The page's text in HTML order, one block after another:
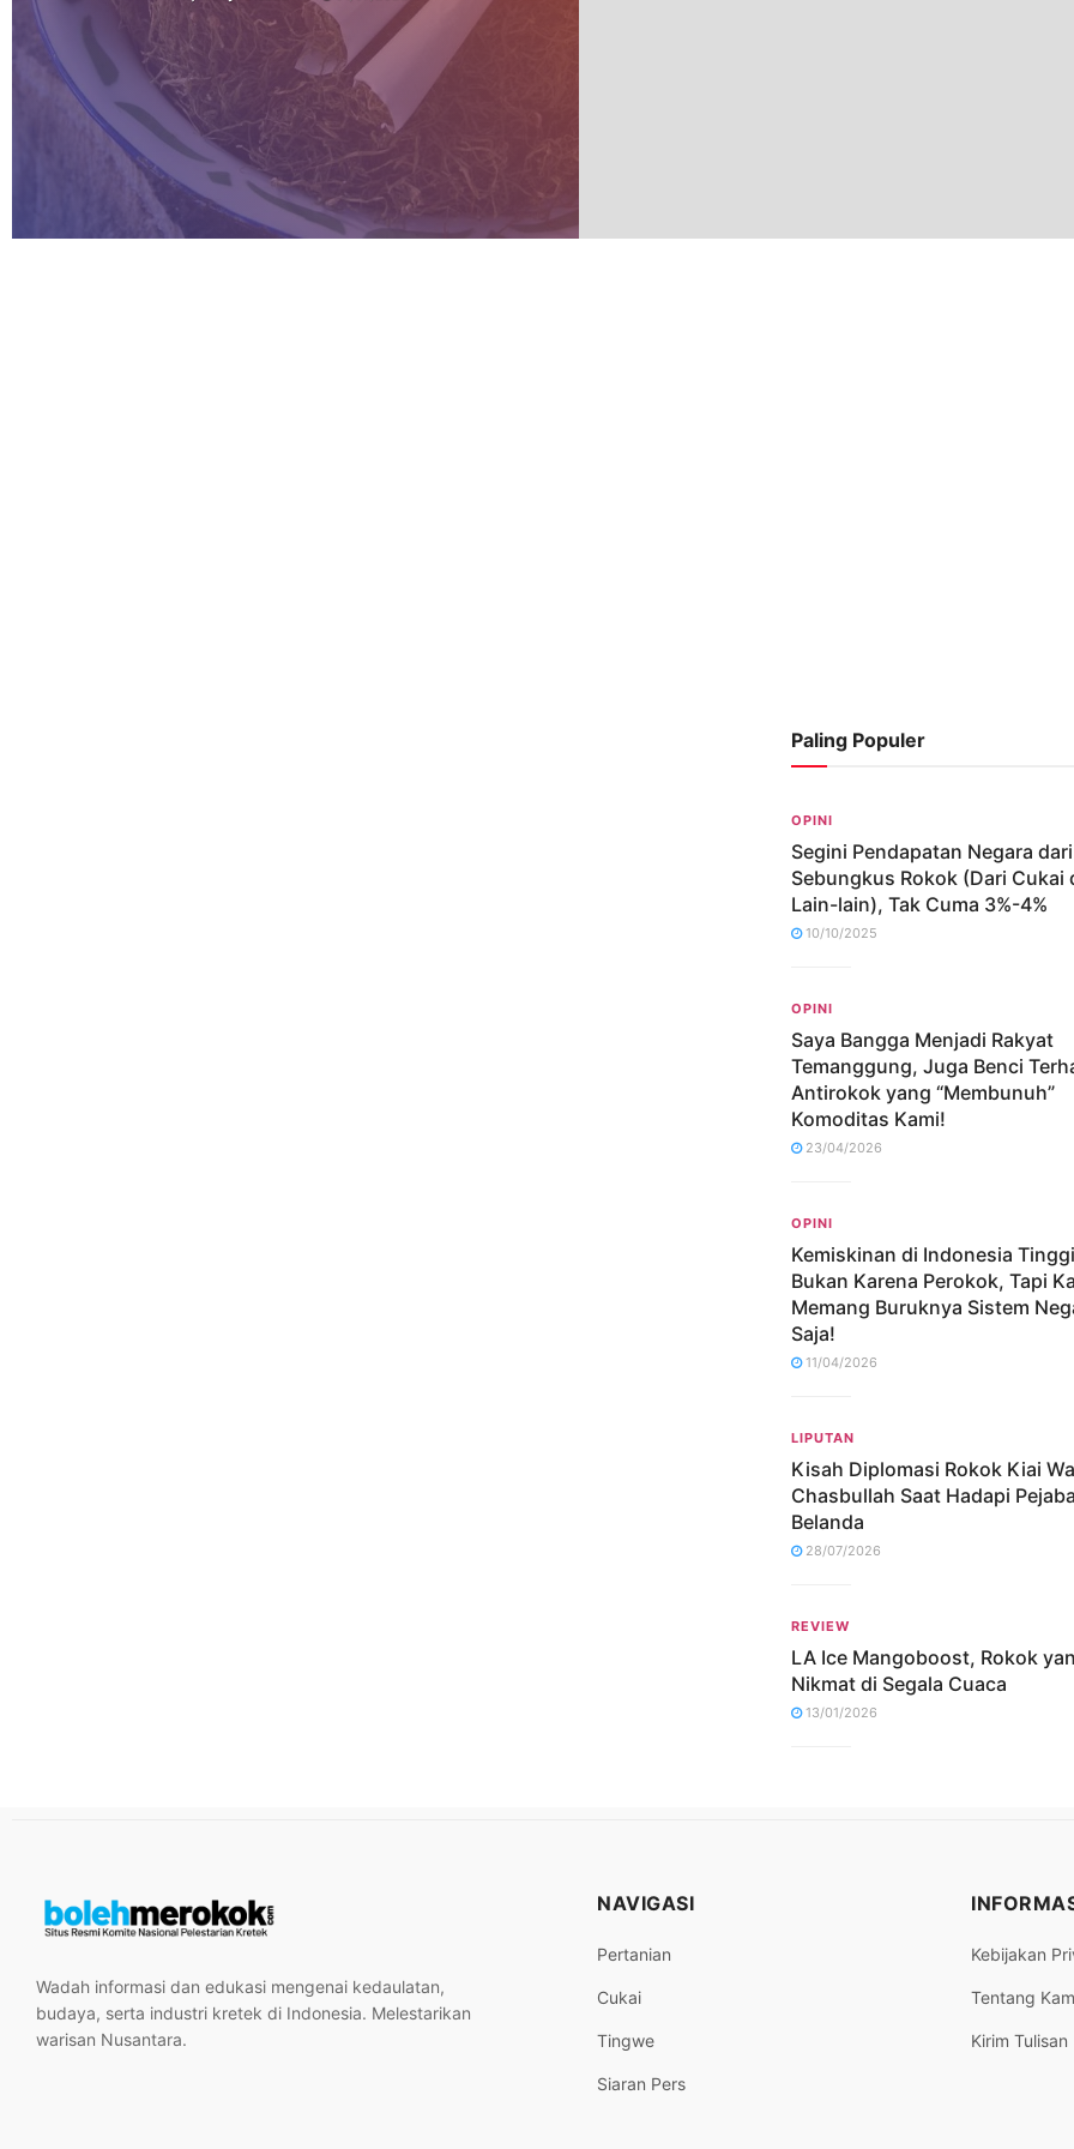
Paling Populer
OPINI
Segini Pendapatan Negara dari
Sebungkus Rokok (Dari Cukai
Lain-lain), Tak Cuma 3%-4%
10/10/2025
OPINI
Saya Bangga Menjadi Rakyat
Temanggung, Juga Benci
Antirokok yang “Membunuh”
Komoditas Kami!
23/04/2026
OPINI
Kemiskinan di Indonesia Tinggi
Bukan Karena Perokok, Tapi
Memang Buruknya Sistem
Saja!
11/04/2026
LIPUTAN
Kisah Diplomasi Rokok Kiai
Chasbullah Saat Hadapi
Belanda
28/07/2026
REVIEW
LA Ice Mangoboost, Rokok
Nikmat di Segala Cuaca
13/01/2026
Wadah informasi dan edukasi mengenai kedaulatan,
budaya, serta industri kretek di Indonesia. Melestarikan
warisan Nusantara.
NAVIGASI
Pertanian
Cukai
Tingwe
Siaran Pers
Kebijakan
Tentang
Kirim Tulisan